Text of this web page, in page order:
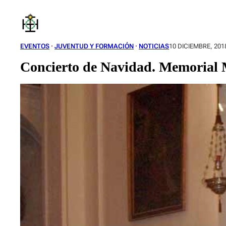
contenido
EVENTOS · JUVENTUD Y FORMACIÓN · NOTICIAS10 DICIEMBRE,
Concierto de Navidad.